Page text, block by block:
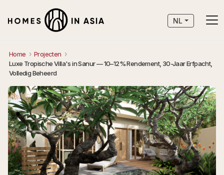
NL
Home
Projecten
Luxe Tropische Villa's in Sanur — 10–12% Rendement, 30-Jaar Erfpacht,
Volledig Beheerd